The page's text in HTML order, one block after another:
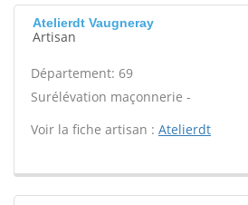
Atelierdt Vaugneray
Artisan
Département: 69
Surélévation maçonnerie -
Voir la fiche artisan : Atelierdt